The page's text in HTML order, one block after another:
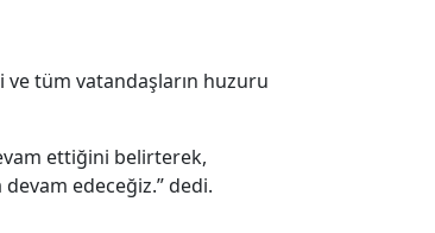
tüm vatandaşların huzuru
ettiğini belirterek,
edeceğiz.” dedi.